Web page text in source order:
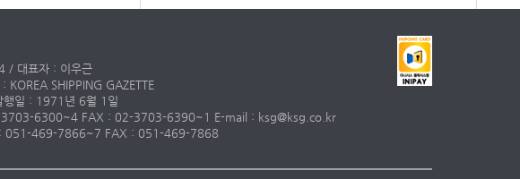
/ 대표자 : 이우근
SHIPPING GAZETTE
행일 : 1971년 6월 1일
3703-6300~4 FAX : 02-3703-6390~1 E-mail : ksg@ksg.co.kr
: 051-469-7866~7 FAX : 051-469-7868